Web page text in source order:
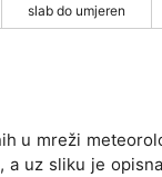
slab do umjeren
u mreži
uz sliku je